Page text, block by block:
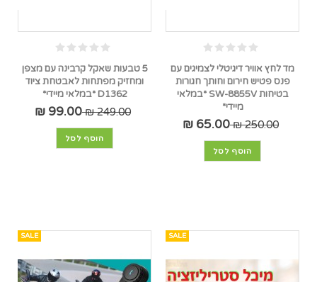
מד לחץ אוויר דיגיטלי לצמיגים עם
פנס פטיש חירום וחותך חגורות
בטיחות SW-8855V *במלאי
מיידי*
250.00 ₪
65.00 ₪
הוסף לסל
5 טבעות שאקל קרבינה עם מצפן
ומחזיק מפתחות לאבטחת ציוד
D1362 *במלאי מיידי*
249.00 ₪
99.00 ₪
הוסף לסל
SALE
SALE